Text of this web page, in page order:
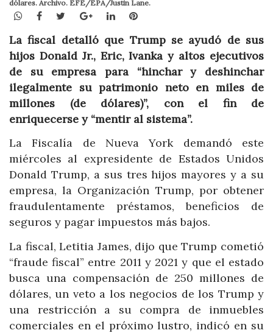
dólares. Archivo. EFE/EPA/Justin Lane.
WhatsApp
Facebook
TwitterGoogle+LinkedInPinterest
La fiscal detalló que Trump se ayudó de sus
hijos Donald Jr., Eric, Ivanka y altos ejecutivos
de su empresa para “hinchar y deshinchar
ilegalmente su patrimonio neto en miles de
millones (de dólares)”, con el fin de
enriquecerse y “mentir al sistema”.
La Fiscalía de Nueva York demandó este
miércoles al expresidente de Estados Unidos
Donald Trump, a sus tres hijos mayores y a su
empresa, la Organización Trump, por obtener
fraudulentamente préstamos, beneficios de
seguros y pagar impuestos más bajos.
La fiscal, Letitia James, dijo que Trump cometió
“fraude fiscal” entre 2011 y 2021 y que el estado
busca una compensación de 250 millones de
dólares, un veto a los negocios de los Trump y
una restricción a su compra de inmuebles
comerciales en el próximo lustro, indicó en su